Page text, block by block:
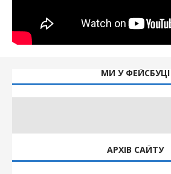
МИ У ФЕЙСБУЦІ
АРХІВ САЙТУ